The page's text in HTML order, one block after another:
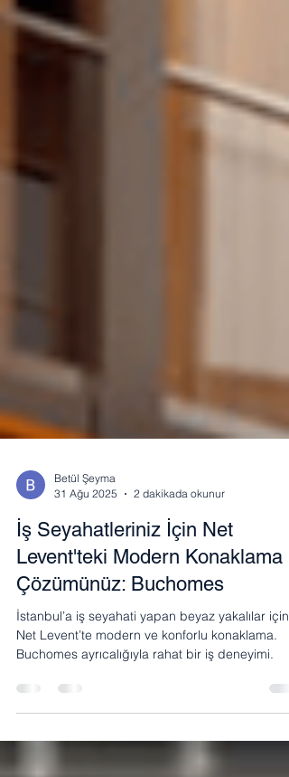
31 Ağu 2025
2 dakikada okunur
İş Seyahatleriniz İçin Net
Levent'teki Modern Konaklama
Çözümünüz: Buchomes
İstanbul’a iş seyahati yapan beyaz yakalılar için
Buchomes ayrıcalığıyla rahat bir iş deneyimi.